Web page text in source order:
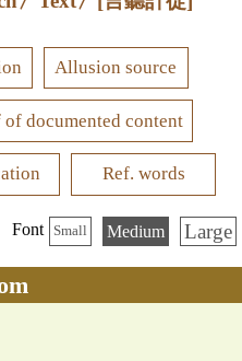
Allusion source
of documented content
Ref. words
Font Small Medium Large